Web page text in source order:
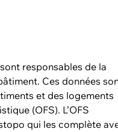
responsables de la
Ces données
et des logements
(OFS). L’OFS
qui les complète